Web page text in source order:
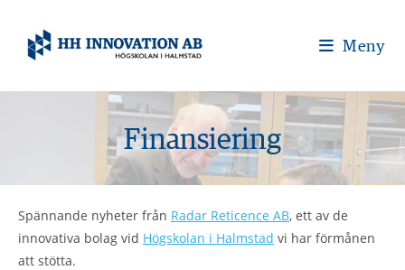
Meny
Finansiering
Spännande nyheter från Radar Reticence AB, ett av de
innovativa bolag vid Högskolan i Halmstad vi har förmånen
att stötta.